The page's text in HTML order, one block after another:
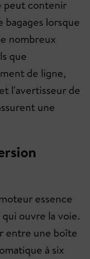
peut contenir
lorsque
nombreux
que
de ligne,
l'avertisseur de
une
essence
ouvre la voie.
entre une boîte
à six